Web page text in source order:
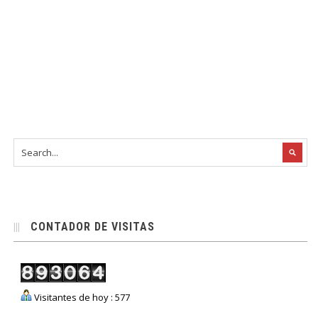
CONTADOR DE VISITAS
Visitantes de hoy : 577